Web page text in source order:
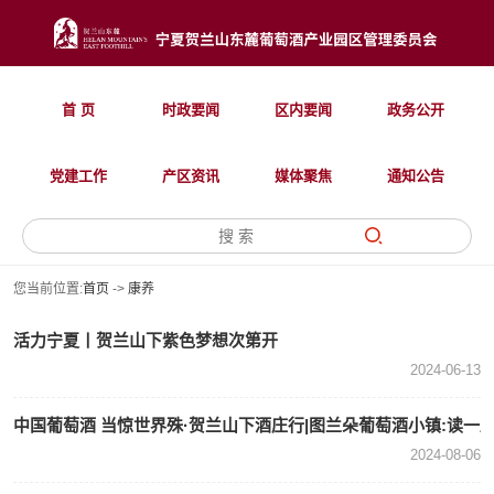
首 页 时政要闻 区内要闻 政务公开
党建工作 产区资讯 媒体聚焦 通知公告
您当前位置:首页 -> 康养
活力宁夏丨贺兰山下紫色梦想次第开
2024-06-13
中国葡萄酒 当惊世界殊·贺兰山下酒庄行|图兰朵葡萄酒小镇:读一
2024-08-06